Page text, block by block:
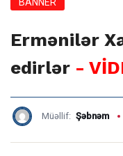
Ermənilər
edirlər -
Müəllif: Şəbnəm